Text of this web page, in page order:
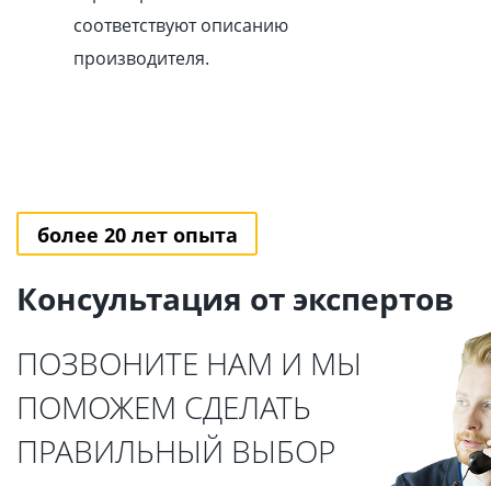
соответствуют описанию
производителя.
более 20 лет опыта
Консультация от экспертов
ПОЗВОНИТЕ НАМ И МЫ
ПОМОЖЕМ СДЕЛАТЬ
ПРАВИЛЬНЫЙ ВЫБОР